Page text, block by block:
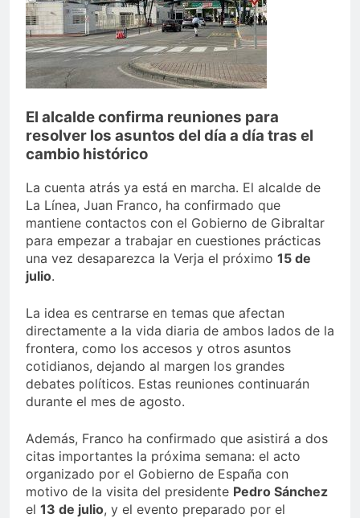
echa el cierre con éxito
rotundo
2 Semanas Atrás
La Mancomunidad y el
Banco de Alimentos del
Campo de Gibraltar renuevan
su convenio de colaboración
2 Semanas Atrás
despedir la feria. Ojo si vas
a Santa Bárbara
2 Semanas Atrás
La feria se despide por todo
fuegos artificiales y música
hasta el amanecer
2 Semanas Atrás
El alcalde confirma reuniones para
resolver los asuntos del día a día tras el
cambio histórico
La cuenta atrás ya está en marcha. El alcalde de
La Línea, Juan Franco, ha confirmado que
mantiene contactos con el Gobierno de Gibraltar
para empezar a trabajar en cuestiones prácticas
una vez desaparezca la Verja el próximo 15 de
julio.
La idea es centrarse en temas que afectan
directamente a la vida diaria de ambos lados de la
frontera, como los accesos y otros asuntos
cotidianos, dejando al margen los grandes
debates políticos. Estas reuniones continuarán
durante el mes de agosto.
Además, Franco ha confirmado que asistirá a dos
citas importantes la próxima semana: el acto
organizado por el Gobierno de España con
motivo de la visita del presidente Pedro Sánchez
el 13 de julio, y el evento preparado por el